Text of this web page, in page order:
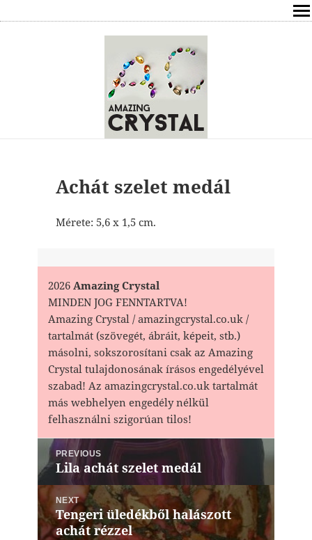
ÍRÁSOK
ÁSVÁNYOK HATÁSAI
ELÉRHETŐSÉG
Achát szelet medál
Mérete: 5,6 x 1,5 cm.
2026Amazing Crystal
MINDEN JOG FENNTARTVA!
Amazing Crystal / amazingcrystal.co.uk /
tartalmát (szövegét, ábráit, képeit, stb.)
másolni, sokszorosítani csak az Amazing
Crystal tulajdonosának írásos engedélyével
szabad! Az amazingcrystal.co.uk tartalmát
más webhelyen engedély nélkül
felhasználni szigorúan tilos!
Bejegyzés
navigáció
PREVIOUS
Previous
post:
Lila achát szelet medál
NEXT
Next
post:
Tengeri üledékből halászott
achát rézzel